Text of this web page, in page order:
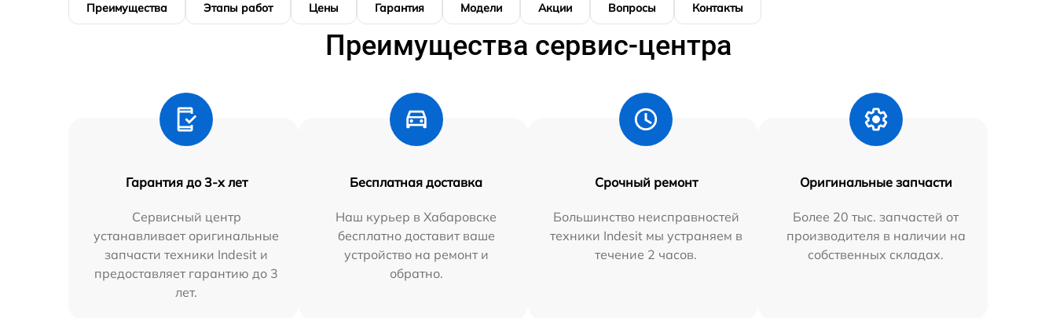
Преимущества Этапы работ Цены Гарантия Модели Акции Вопросы Контакты
Преимущества сервис-центра
Гарантия до 3-х лет
Сервисный центр
устанавливает оригинальные
запчасти техники Indesit и
предоставляет гарантию до 3
лет.
Бесплатная доставка
Наш курьер в Хабаровске
бесплатно доставит ваше
устройство на ремонт и
обратно.
Срочный ремонт
Большинство неисправностей
техники Indesit мы устраняем в
течение 2 часов.
Оригинальные запчасти
Более 20 тыс. запчастей от
производителя в наличии на
собственных складах.